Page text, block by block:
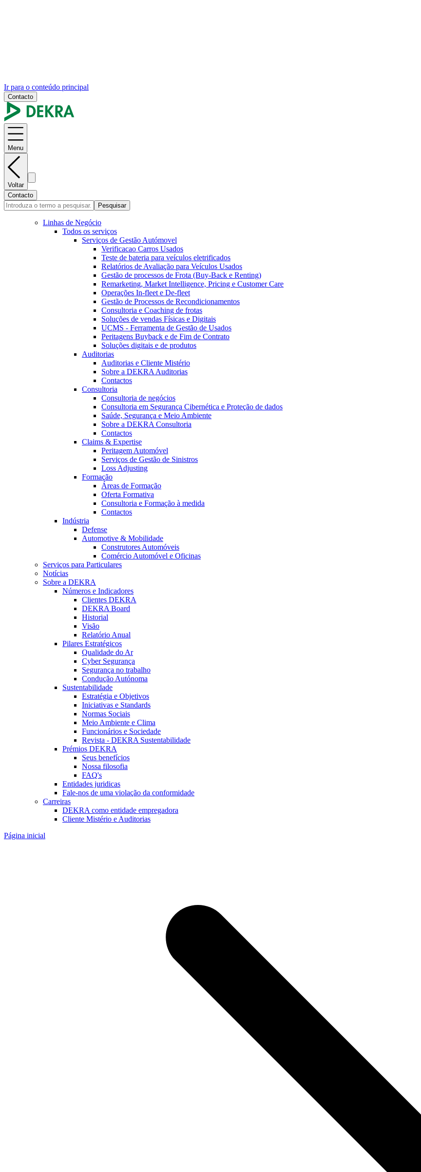
Ir para o conteúdo principal
Contacto
Menu
Voltar
Contacto
Pesquisar
Linhas de Negócio
Todos os serviços
Serviços de Gestão Autómovel
Verificacao Carros Usados
Teste de bateria para veículos eletrificados
Relatórios de Avaliação para Veículos Usados
Gestão de processos de Frota (Buy-Back e Renting)
Remarketing, Market Intelligence, Pricing e Customer Care
Operações In-fleet e De-fleet
Gestão de Processos de Recondicionamentos
Consultoria e Coaching de frotas
Soluções de vendas Físicas e Digitais
UCMS - Ferramenta de Gestão de Usados
Peritagens Buyback e de Fim de Contrato
Soluções digitais e de produtos
Auditorias
Auditorias e Cliente Mistério
Sobre a DEKRA Auditorias
Contactos
Consultoria
Consultoria de negócios
Consultoria em Segurança Cibernética e Proteção de dados
Saúde, Segurança e Meio Ambiente
Sobre a DEKRA Consultoria
Contactos
Claims & Expertise
Peritagem Automóvel
Serviços de Gestão de Sinistros
Loss Adjusting
Formação
Áreas de Formação
Oferta Formativa
Consultoria e Formação à medida
Contactos
Indústria
Defense
Automotive & Mobilidade
Construtores Automóveis
Comércio Automóvel e Oficinas
Serviços para Particulares
Notícias
Sobre a DEKRA
Números e Indicadores
Clientes DEKRA
DEKRA Board
Historial
Visão
Relatório Anual
Pilares Estratégicos
Qualidade do Ar
Cyber Segurança
Segurança no trabalho
Condução Autónoma
Sustentabilidade
Estratégia e Objetivos
Iniciativas e Standards
Normas Sociais
Meio Ambiente e Clima
Funcionários e Sociedade
Revista - DEKRA Sustentabilidade
Prémios DEKRA
Seus benefícios
Nossa filosofia
FAQ's
Entidades juridicas
Fale-nos de uma violação da conformidade
Carreiras
DEKRA como entidade empregadora
Cliente Mistério e Auditorias
Página inicial